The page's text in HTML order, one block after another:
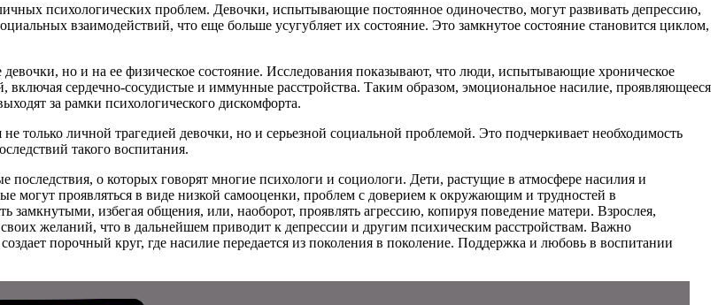
психологических проблем. Девочки, испытывающие постоянное одиночество, могут развивать депрессию,
взаимодействий, что еще больше усугубляет их состояние. Это замкнутое состояние становится циклом,
девочки, но и на ее физическое состояние. Исследования показывают, что люди, испытывающие хроническое
сердечно-сосудистые и иммунные расстройства. Таким образом, эмоциональное насилие, проявляющееся
за рамки психологического дискомфорта.
только личной трагедией девочки, но и серьезной социальной проблемой. Это подчеркивает необходимость
такого воспитания.
о которых говорят многие психологи и социологи. Дети, растущие в атмосфере насилия и
могут проявляться в виде низкой самооценки, проблем с доверием к окружающим и трудностей в
избегая общения, или, наоборот, проявлять агрессию, копируя поведение матери. Взрослея,
желаний, что в дальнейшем приводит к депрессии и другим психическим расстройствам. Важно
порочный круг, где насилие передается из поколения в поколение. Поддержка и любовь в воспитании